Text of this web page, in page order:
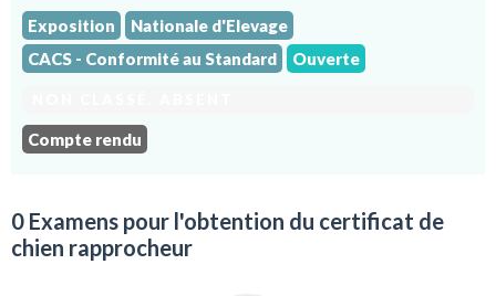
Exposition
Nationale d'Elevage
CACS - Conformité au Standard
Ouverte
Compte rendu
0 Examens pour l'obtention du certificat de
chien rapprocheur